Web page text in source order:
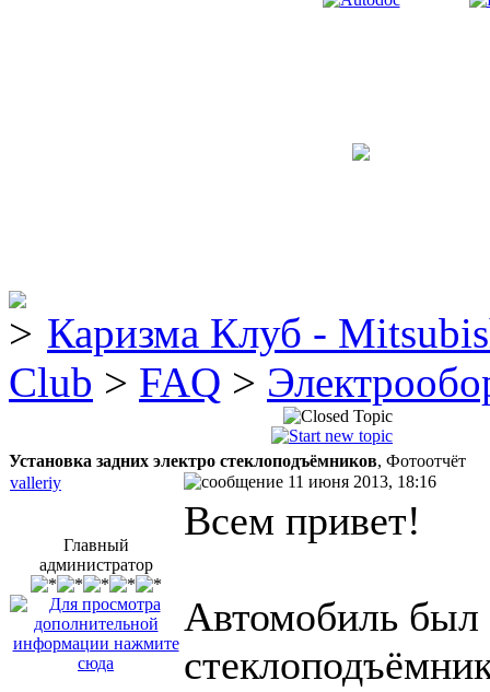
Каризма Клуб -
Club > FAQ >
Установка задних электро стеклоподъёмников, Фотоотчёт
valleriy
11 июня 2013, 18:16
Главный
администратор
Всем привет!
Автомобиль был